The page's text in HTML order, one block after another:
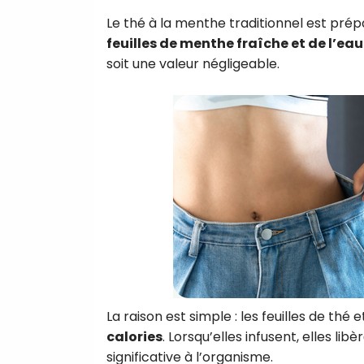
Le thé à la menthe traditionnel est
feuilles de menthe fraîche et de
soit une valeur négligeable.
La raison est simple : les feuilles de thé
calories. Lorsqu’elles infusent, elles
significative à l’organisme.